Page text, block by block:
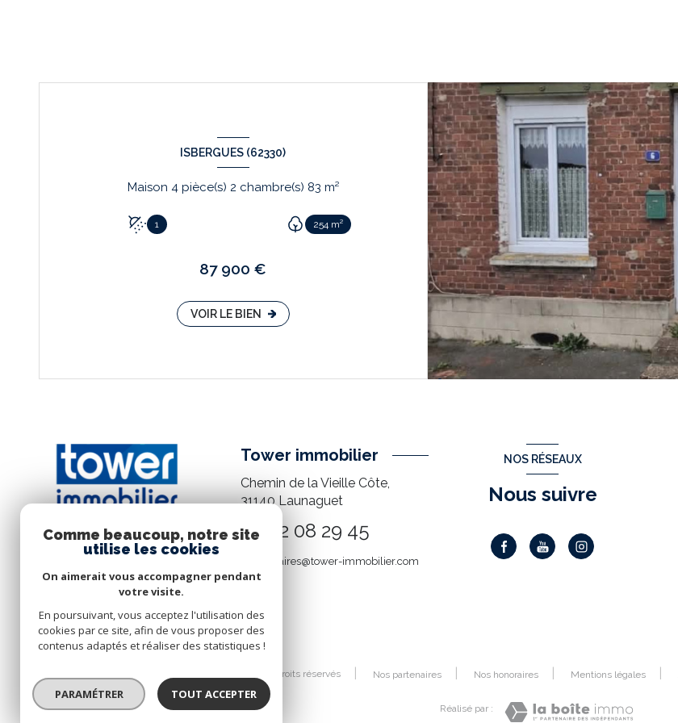
ISBERGUES (62330)
Maison 4 pièce(s) 2 chambre(s) 83 m²
1 254 m²
87 900 €
VOIR LE BIEN
Tower immobilier
Chemin de la Vieille Côte,
31140 Launaguet
05 82 08 29 45
mandataires@tower-immobilier.com
NOS RÉSEAUX
Nous suivre
© 2026 | Tous droits réservés Nos partenaires Nos honoraires Mentions légales
Réalisé par :
Comme beaucoup, notre site
utilise les cookies
On aimerait vous accompagner pendant
votre visite.
En poursuivant, vous acceptez l'utilisation des
cookies par ce site, afin de vous proposer des
contenus adaptés et réaliser des statistiques !
PARAMÉTRER TOUT ACCEPTER